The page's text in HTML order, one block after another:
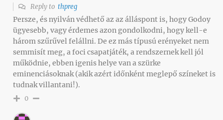
Reply to thpreg
Persze, és nyilván védhető az az álláspont is, hogy Godoy
ügyesebb, vagy érdemes azon gondolkodni, hogy kell-e
három szűrűvel felállni. De ez más típusú erényeket nem
semmisít meg, a foci csapatjáték, a rendszernek kell jól
működnie, ebben igenis helye van a szürke
eminenciásoknak (akik azért időnként meglepő színeket is
tudnak villantani!).
0